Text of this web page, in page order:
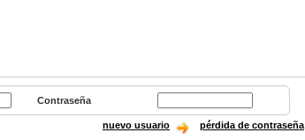
Contraseña
nuevo usuario pérdida de contraseña